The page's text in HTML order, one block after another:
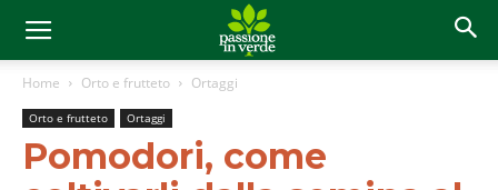
Home Orto e frutteto Ortaggi
Orto e frutteto Ortaggi
Pomodori, come